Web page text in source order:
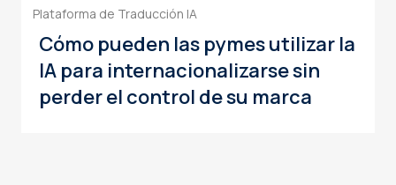
Plataforma de Traducción IA
Cómo pueden las pymes utilizar la
IA para internacionalizarse sin
perder el control de su marca